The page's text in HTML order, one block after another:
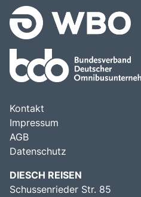
Kontakt
Impressum
AGB
Datenschutz
DIESCH REISEN
Schussenrieder Str. 85